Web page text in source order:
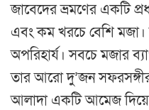
জাবেদের ভ্রমণের একটি
এবং কম খরচে বেশি
অপরিহার্য। সবচে মজার
তার আরো দু’জন
আলাদা একটি আমেজ